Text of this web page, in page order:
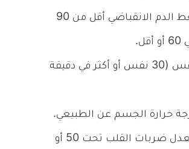
إذا كان ضغط الدم الانقباضي أقل من 90
سرعة التنفس (30 نفس أو أكثر في دقيقة
حرارة الجسم عن الطبيعي.
انخفاض معدل ضربات القلب تحت 50 أو